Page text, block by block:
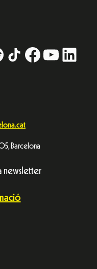
TikTokFacebook
Barcelona
newsletter